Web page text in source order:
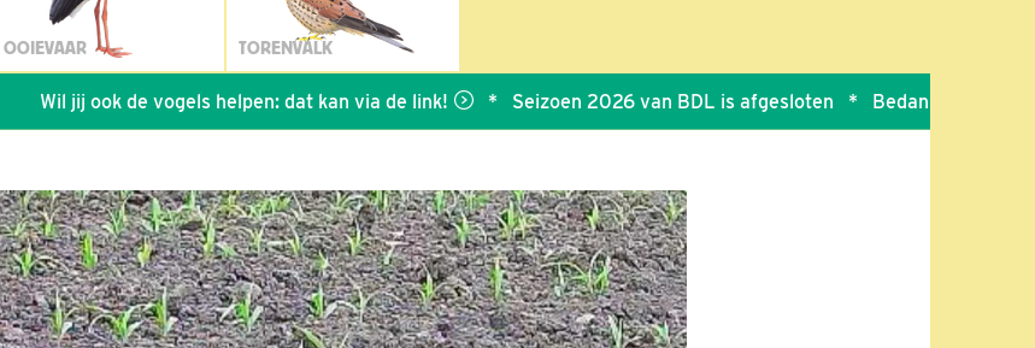
OOIEVAAR TORENVALK
Wil jij ook de vogels helpen: dat kan via de link! *Seizoen 2026 van BDL is afgesloten*Bedankt voor jullie